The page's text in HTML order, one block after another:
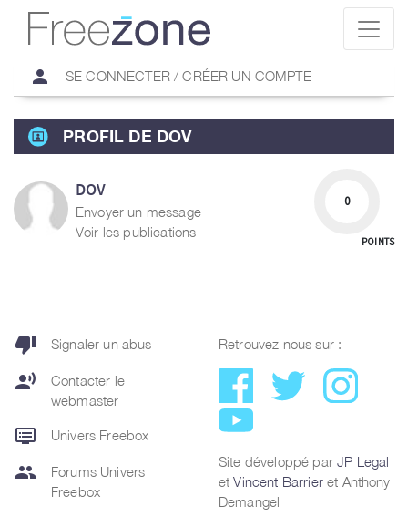
person SE CONNECTER / CRÉER UN COMPTE
PROFIL DE DOV
DOV
Envoyer un message
Voir les publications
0
POINTS
thumb_down Signaler un abus
record_voice_over
Contacter le
webmaster
dvr Univers Freebox
group
Forums Univers
Freebox
Retrouvez nous sur :
Site développé parJP Legal
etVincent Barrieret Anthony
Demangel